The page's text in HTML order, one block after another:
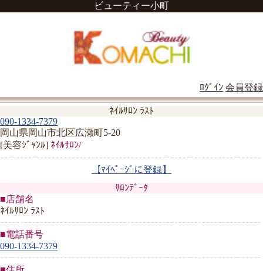
ビューティー小町
ﾛｸﾞｲﾝ 会員登録
ﾈｲﾙｻﾛﾝ ﾗｽﾄ
090-1334-7379
岡山県岡山市北区広瀬町5-20
[美容ｼﾞｬﾝﾙ] ﾈｲﾙｻﾛﾝ/
【ﾏｲﾍﾟｰｼﾞに登録】
ｻﾛﾝﾃﾞｰﾀ
■店舗名
ﾈｲﾙｻﾛﾝ ﾗｽﾄ
■電話番号
090-1334-7379